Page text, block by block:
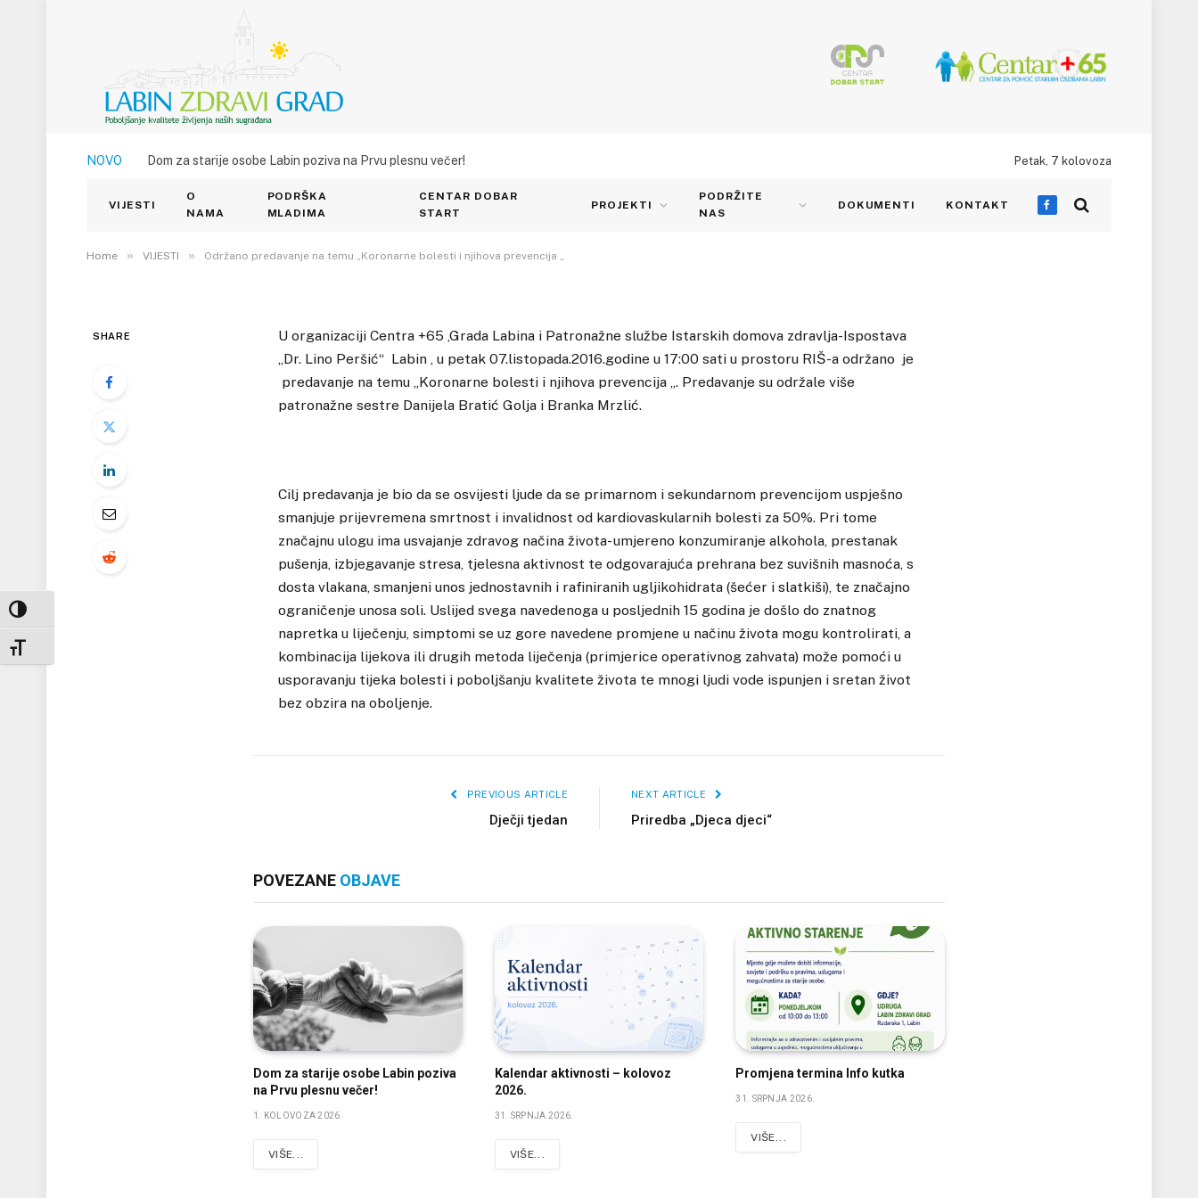
UKLJUČI / ISKLJUČI VISOKI KONTRAST
UKLJUČI / ISKLJUČI VELIČINU FONTA
NOVO Dom za starije osobe Labin poziva na Prvu plesnu večer! Petak, 7 kolovoza
VIJESTI
O
NAMA
PODRŠKA
MLADIMA
CENTAR DOBAR
START
PROJEKTI
PODRŽITE
NAS
DOKUMENTI KONTAKT
Facebook
Home » VIJESTI » Održano predavanje na temu „Koronarne bolesti i njihova prevencija „
VIJESTI
Održano predavanje na temu „Koronarne bolesti
i njihova prevencija „
10. LISTOPADA 2016. 1VIEWS
SHARE
U organizaciji Centra +65 ,Grada Labina i Patronažne službe Istarskih domova zdravlja-Ispostava
„Dr. Lino Peršić“ Labin , u petak 07.listopada.2016.godine u 17:00 sati u prostoru RIŠ-a održano je
predavanje na temu „Koronarne bolesti i njihova prevencija „. Predavanje su održale više
patronažne sestre Danijela Bratić Golja i Branka Mrzlić.
Cilj predavanja je bio da se osvijesti ljude da se primarnom i sekundarnom prevencijom uspješno
smanjuje prijevremena smrtnost i invalidnost od kardiovaskularnih bolesti za 50%. Pri tome
značajnu ulogu ima usvajanje zdravog načina života- umjereno konzumiranje alkohola, prestanak
pušenja, izbjegavanje stresa, tjelesna aktivnost te odgovarajuća prehrana bez suvišnih masnoća, s
dosta vlakana, smanjeni unos jednostavnih i rafiniranih ugljikohidrata (šećer i slatkiši), te značajno
ograničenje unosa soli. Uslijed svega navedenoga u posljednih 15 godina je došlo do znatnog
napretka u liječenju, simptomi se uz gore navedene promjene u načinu života mogu kontrolirati, a
kombinacija lijekova ili drugih metoda liječenja (primjerice operativnog zahvata) može pomoći u
usporavanju tijeka bolesti i poboljšanju kvalitete života te mnogi ljudi vode ispunjen i sretan život
bez obzira na oboljenje.
PREVIOUS ARTICLE
Dječji tjedan
NEXT ARTICLE
Priredba „Djeca djeci“
POVEZANE OBJAVE
Dom za starije osobe Labin poziva
na Prvu plesnu večer!
1. KOLOVOZA 2026.
VIŠE...
Kalendar aktivnosti – kolovoz
2026.
31. SRPNJA 2026.
VIŠE...
Promjena termina Info kutka
31. SRPNJA 2026.
VIŠE...